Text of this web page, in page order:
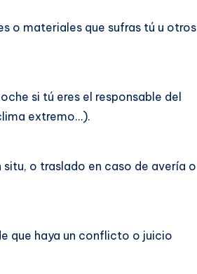
o materiales que sufras tú u otros
si tú eres el responsable del
extremo…).
o traslado en caso de avería o
que haya un conflicto o juicio